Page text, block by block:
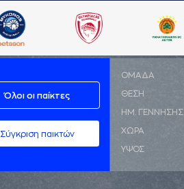
Όλοι οι παίκτες
Σύγκριση παικτών
ΟΜΑΔΑ
ΘΕΣΗ
ΗΜ. ΓΕΝΝΗΣΗΣ
ΧΩΡΑ
ΥΨΟΣ